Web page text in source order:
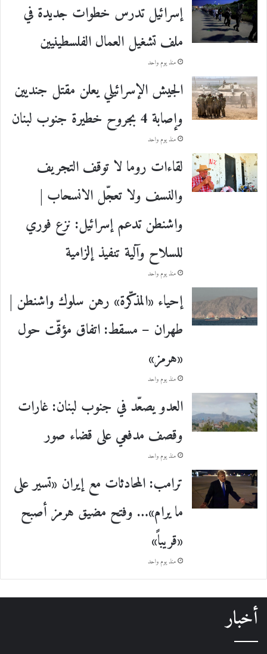
إسرائيل تدرس خطوات جديدة في
ملف تشغيل العمال الفلسطينيين
منذ يوم واحد
الجيش الإسرائيلي يعلن مقتل جنديين
وإصابة 4 بجروح خطيرة جنوب لبنان
منذ يوم واحد
لقاءات روما لا توقف التجريف
والنسف ولا تعجّل الانسحاب |
واشنطن تدعم إسرائيل: نزع فوري
للسلاح وآلية تنفيذ إلزامية
منذ يوم واحد
إحياء «المذكّرة» رهن سلوك واشنطن |
طهران – مسقط: اتفاق مؤقّت حول
«هرمز»
منذ يوم واحد
العدو يصعّد في جنوب لبنان: غارات
وقصف مدفعي على قضاء صور
منذ يوم واحد
ترامب: المحادثات مع إيران «تسير على
ما يرام»… وفتح مضيق هرمز أصبح
«قريباً»
منذ يوم واحد
أخبار